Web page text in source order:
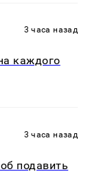
3 часа назад
каждого
3 часа назад
подавить